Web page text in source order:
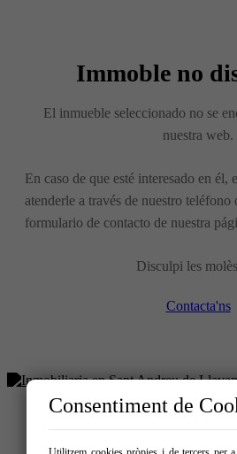
Immoble no
El inmueble seleccionado no se
nuestra web.
En caso de que esté interesado en él,
atenderle a través de nuestro teléfono
formulario de contacto de nuestra
Disculpi les
Contacta'ns
Consentiment de